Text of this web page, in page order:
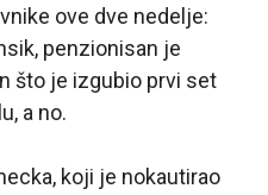
ove dve nedelje:
penzionisan je
što je izgubio prvi set
a no.
koji je nokautirao